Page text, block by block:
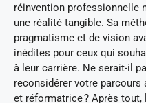
réinvention professionnelle
une réalité tangible. Sa
pragmatisme et de vision
inédites pour ceux qui
à leur carrière. Ne serait-il
reconsidérer votre
et réformatrice ? Après